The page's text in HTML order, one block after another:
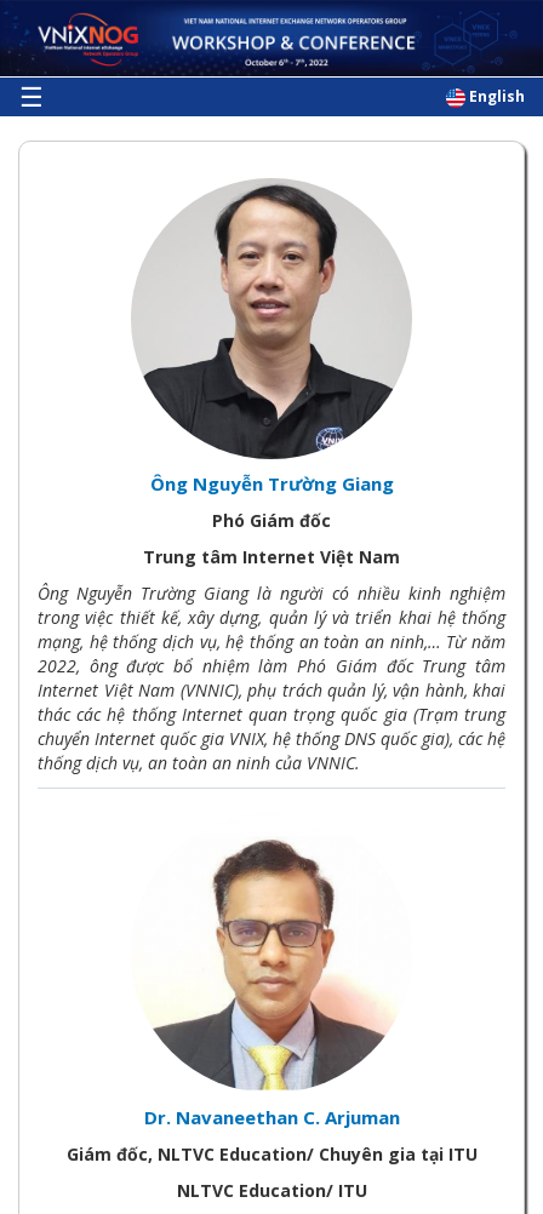
Skip
to
main
content
☰ English
Ông Nguyễn Trường Giang
Phó Giám đốc
Trung tâm Internet Việt Nam
Ông Nguyễn Trường Giang là người có nhiều kinh nghiệm
trong việc thiết kế, xây dựng, quản lý và triển khai hệ thống
mạng, hệ thống dịch vụ, hệ thống an toàn an ninh,… Từ năm
2022, ông được bổ nhiệm làm Phó Giám đốc Trung tâm
Internet Việt Nam (VNNIC), phụ trách quản lý, vận hành, khai
thác các hệ thống Internet quan trọng quốc gia (Trạm trung
chuyển Internet quốc gia VNIX, hệ thống DNS quốc gia), các hệ
thống dịch vụ, an toàn an ninh của VNNIC.
Dr. Navaneethan C. Arjuman
Giám đốc, NLTVC Education/ Chuyên gia tại ITU
NLTVC Education/ ITU